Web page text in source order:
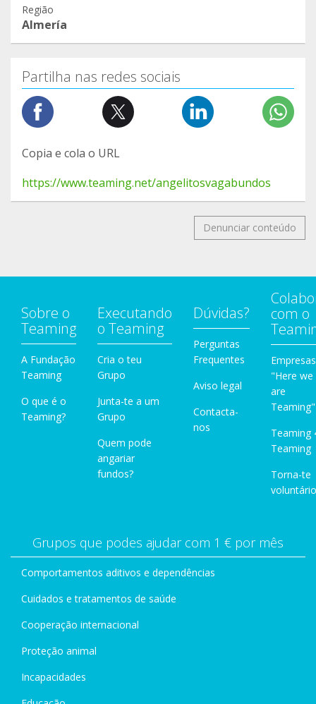
Região
Almería
Partilha nas redes sociais
Copia e cola o URL
https://www.teaming.net/angelitosvagabundos
Denunciar conteúdo
Sobre o
Teaming
A Fundação
Teaming
O que é o
Teaming?
Executando
o Teaming
Cria o teu
Grupo
Junta-te a um
Grupo
Quem pode
angariar
fundos?
Dúvidas?
Perguntas
Frequentes
Aviso legal
Contacta-
nos
com o
Empresas
"Here we
are
Teaming"
Teaming
Teaming
Torna-te
Grupos que podes ajudar com 1 € por mês
Comportamentos aditivos e dependências
Cuidados e tratamentos de saúde
Cooperação internacional
Proteção animal
Incapacidades